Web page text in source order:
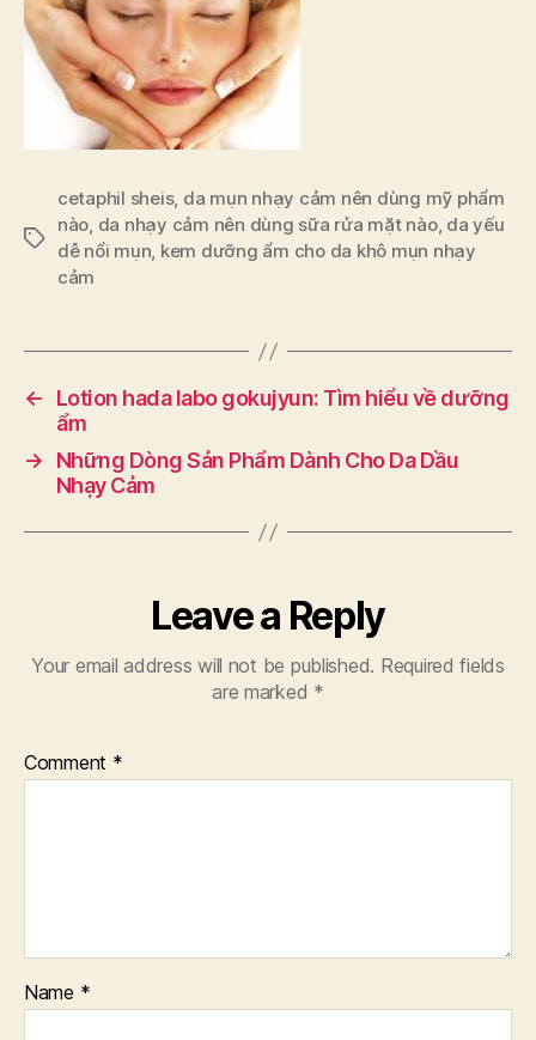
Tags
cetaphil sheis, da mụn nhạy cảm nên dùng mỹ phẩm
nào, da nhạy cảm nên dùng sữa rửa mặt nào, da yếu
dễ nổi mụn, kem dưỡng ẩm cho da khô mụn nhạy
cảm
←
Lotion hada labo gokujyun: Tìm hiểu về dưỡng
ẩm
→
Những Dòng Sản Phẩm Dành Cho Da Dầu
Nhạy Cảm
Leave a Reply
Your email address will not be published. Required fields
are marked *
Comment *
Name *